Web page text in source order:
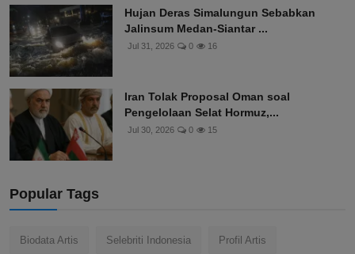
Hujan Deras Simalungun Sebabkan
Jalinsum Medan-Siantar ...
Jul 31, 2026 0 16
Iran Tolak Proposal Oman soal
Pengelolaan Selat Hormuz,...
Jul 30, 2026 0 15
Popular Tags
Biodata Artis Selebriti Indonesia Profil Artis